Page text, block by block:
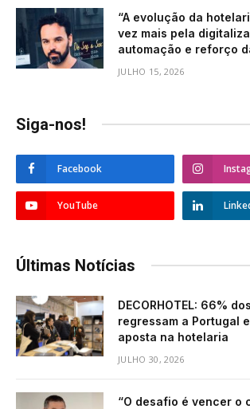
“A evolução da
vez mais pela
automação e reforço
JULHO 15, 2026
Siga-nos!
Facebook
YouTube
Últimas Notícias
DECORHOTEL: 66%
regressam a Portugal
aposta na hotelaria
JULHO 30, 2026
“O desafio é vencer o